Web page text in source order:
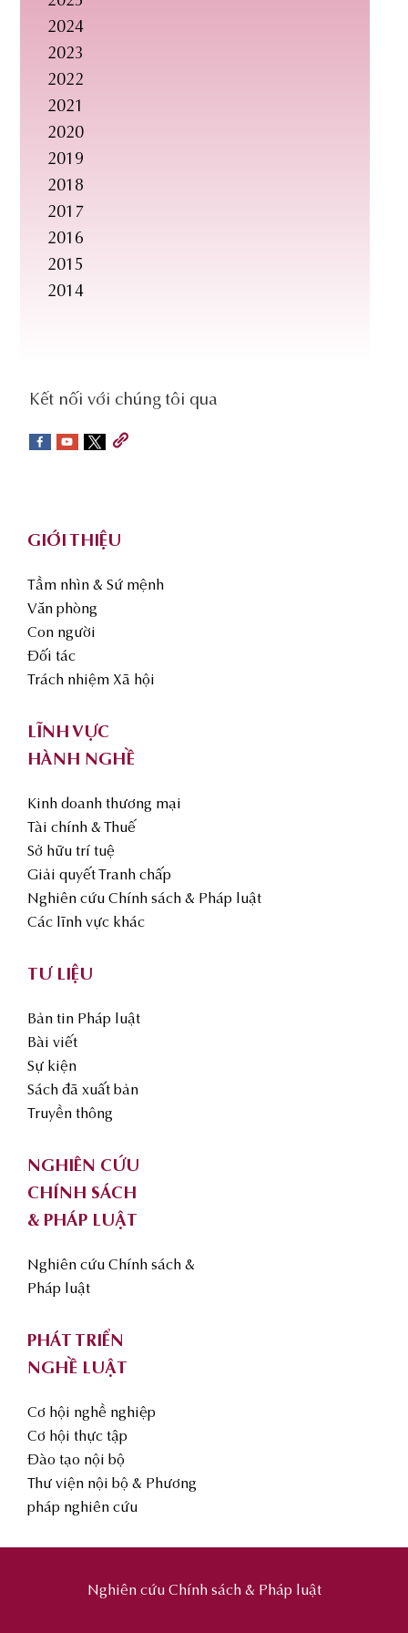
2024
2023
2022
2021
2020
2019
2018
2017
2016
2015
2014
social-
sidebar
Kết nối với chúng tôi qua
GIỚI THIỆU
Tầm nhìn & Sứ mệnh
Văn phòng
Con người
Đối tác
Trách nhiệm Xã hội
LĨNH VỰC
HÀNH NGHỀ
Kinh doanh thương mại
Tài chính & Thuế
Sở hữu trí tuệ
Giải quyết Tranh chấp
Nghiên cứu Chính sách & Pháp luật
Các lĩnh vực khác
TƯ LIỆU
Bản tin Pháp luật
Bài viết
Sự kiện
Sách đã xuất bản
Truyền thông
NGHIÊN CỨU
CHÍNH SÁCH
& PHÁP LUẬT
Nghiên cứu Chính sách &
Pháp luật
PHÁT TRIỂN
NGHỀ LUẬT
Cơ hội nghề nghiệp
Cơ hội thực tập
Đào tạo nội bộ
Thư viện nội bộ & Phương
pháp nghiên cứu
Nghiên cứu Chính sách & Pháp luật